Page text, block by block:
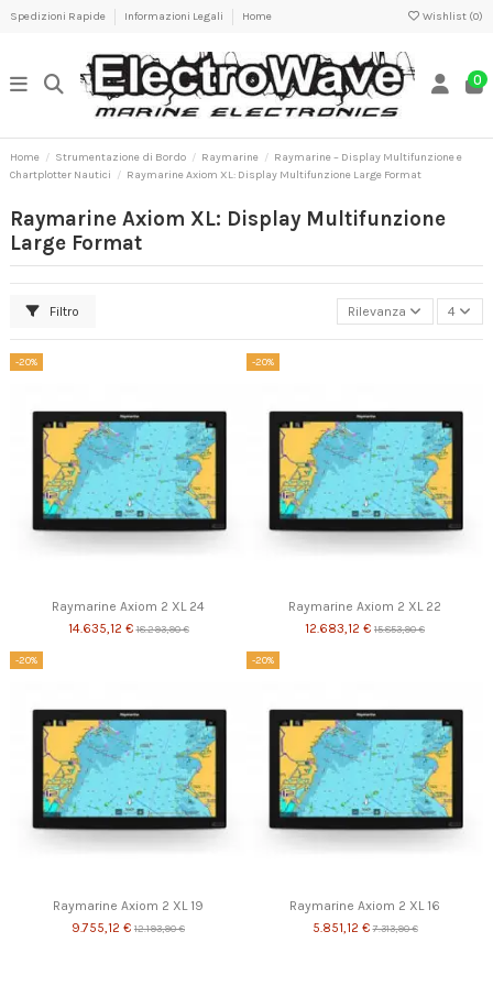
Spedizioni Rapide Informazioni Legali Home Wishlist (0)
0
Home Strumentazione di Bordo Raymarine
Raymarine – Display Multifunzione e
Chartplotter Nautici
Raymarine Axiom XL: Display Multifunzione Large Format
Raymarine Axiom XL: Display Multifunzione
Large Format
Filtro Rilevanza 4
-20%
Raymarine Axiom 2 XL 24
14.635,12 €18.293,90 €
-20%
Raymarine Axiom 2 XL 22
12.683,12 € 15.853,90 €
-20%
Raymarine Axiom 2 XL 19
9.755,12 € 12.193,90 €
-20%
Raymarine Axiom 2 XL 16
5.851,12 €7.313,90 €